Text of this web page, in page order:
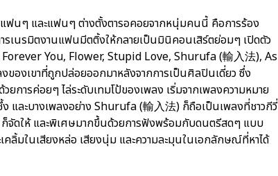
ฟนๆ และแฟนๆ ต่างตั้งตารอคอยจากหนุ่มคนนี้ คือการร้อง
รเนรมิตงานแฟนมีตติ้งให้กลายเป็นมินิคอนเสิร์ตย่อมๆ เปิดตัว
You, Flower, Stupid Love, Shurufa (輸入法), As
องเขาที่ถูกปล่อยออกมาหลังจากการเป็นศิลปินเดี่ยว ซึ่ง
ยการค่อยๆ ไล่ระดับเทมโป้ของเพลง เริ่มจากเพลงความหมาย
และบางเพลงอย่าง Shurufa (輸入法) ก็ถือเป็นเพลงที่ชาวกีวี่
จัดให้ และพิเศษมากขึ้นด้วยการฟังพร้อมกับดนตรีสดๆ แบบ
ลิ้มในเสียงหล่อ เสียงนุ่ม และความละมุนในเอกลักษณ์ที่หาได้